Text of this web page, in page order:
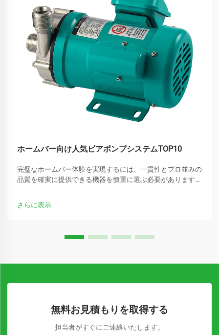
ホームバー向け人気ビアポンプシステムTOP10
完璧なホームバー体験を実現するには、一貫性とプロ並みの
品質を確実に提供できる機器を慎重に選ぶ必要があります。
重要な構成要素の一つが信頼性の高いビアポンプシステムで
す…
さらに表示
無料お見積もりを取得する
担当者がすぐにご連絡いたします。